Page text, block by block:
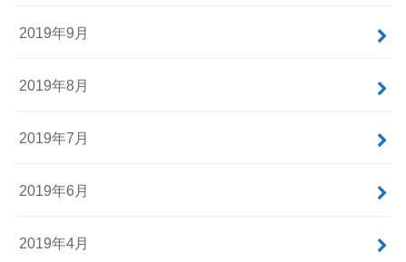
2019年9月
2019年8月
2019年7月
2019年6月
2019年4月